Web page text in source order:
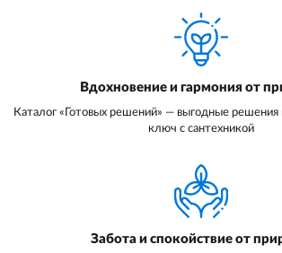
Вдохновение и гармония от
Каталог «Готовых решений» — выгодные
ключ с сантехникой
Забота и спокойствие от